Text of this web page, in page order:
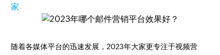
家
随着各媒体平台的迅速发展，2023年大家更专注于视频营